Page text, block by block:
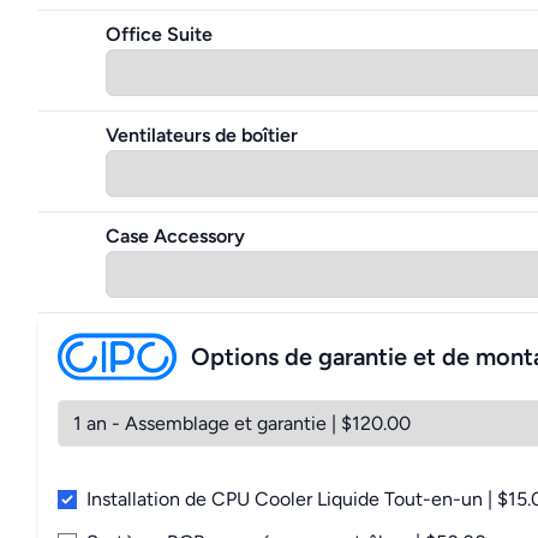
Office Suite
Ventilateurs de boîtier
Case Accessory
Options de garantie et de
Installation de CPU Cooler Liquide Tout-en-un |